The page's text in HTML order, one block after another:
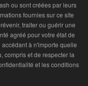
ou sont créées par leurs
fournies sur ce site
traiter ou guérir une
agréé pour votre état de
à n'importe quelle
compris et de respecter la
et les conditions